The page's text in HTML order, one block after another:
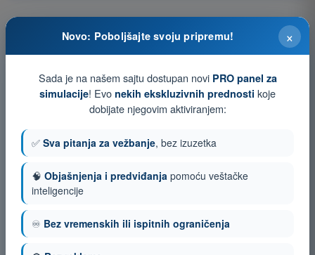
×
Novo: Poboljšajte svoju pripremu!
Sada je na našem sajtu dostupan novi PRO panel za
simulacije! Evo nekih ekskluzivnih prednosti koje
dobijate njegovim aktiviranjem:
✅ Sva pitanja za vežbanje, bez izuzetka
🧠 Objašnjenja i predviđanja pomoću veštačke
inteligencije
♾️ Bez vremenskih ili ispitnih ograničenja